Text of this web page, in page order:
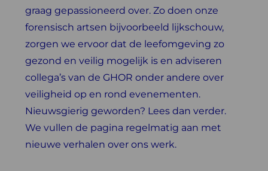
graag gepassioneerd over. Zo doen onze
forensisch artsen bijvoorbeeld lijkschouw,
zorgen we ervoor dat de leefomgeving zo
gezond en veilig mogelijk is en adviseren
collega’s van de GHOR onder andere over
veiligheid op en rond evenementen.
Nieuwsgierig geworden? Lees dan verder.
We vullen de pagina regelmatig aan met
nieuwe verhalen over ons werk.